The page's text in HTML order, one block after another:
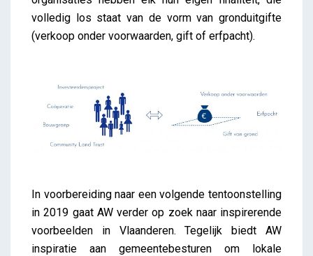
volledig los staat van de vorm van gronduitgifte
(verkoop onder voorwaarden, gift of erfpacht).
In voorbereiding naar een volgende tentoonstelling
in 2019 gaat AW verder op zoek naar inspirerende
voorbeelden in Vlaanderen. Tegelijk biedt AW
inspiratie aan gemeentebesturen om lokale